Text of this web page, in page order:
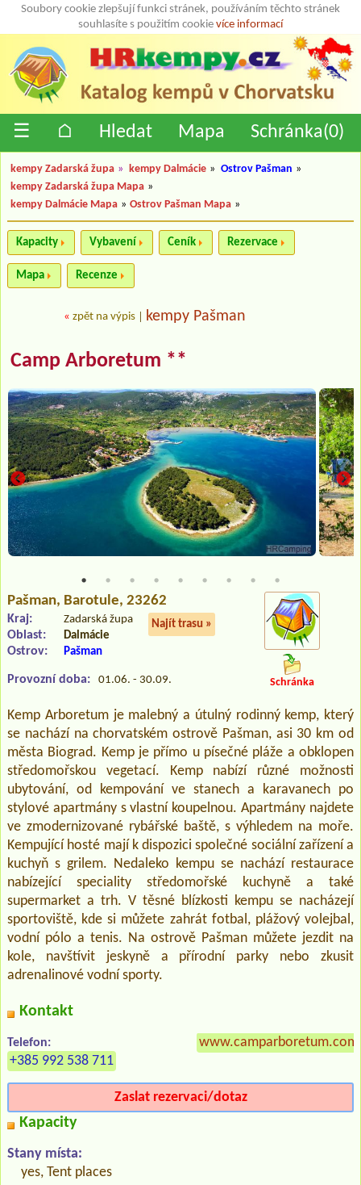
Soubory cookie zlepšují funkci stránek, používáním těchto stránek
souhlasíte s použitím cookie více informací
☰ ⌂ Hledat Mapa Schránka(0)
kempy Zadarská župa » kempy Dalmácie » Ostrov Pašman »
kempy Zadarská župa Mapa »
kempy Dalmácie Mapa » Ostrov Pašman Mapa »
Kapacity Vybavení Ceník Rezervace
Mapa Recenze
« zpět na výpis kempy Pašman
Camp Arboretum **
Pašman, Barotule, 23262
Najít trasu »
Kraj: Zadarská župa
Oblast: Dalmácie
Ostrov: Pašman
Provozní doba: 01.06. - 30.09. Schránka
Kemp Arboretum je malebný a útulný rodinný kemp, který
se nachází na chorvatském ostrově Pašman, asi 30 km od
města Biograd. Kemp je přímo u písečné pláže a obklopen
středomořskou vegetací. Kemp nabízí různé možnosti
ubytování, od kempování ve stanech a karavanech po
stylové apartmány s vlastní koupelnou. Apartmány najdete
ve zmodernizované rybářské baště, s výhledem na moře.
Kempující hosté mají k dispozici společné sociální zařízení a
kuchyň s grilem. Nedaleko kempu se nachází restaurace
nabízející speciality středomořské kuchyně a také
supermarket a trh. V těsné blízkosti kempu se nacházejí
sportoviště, kde si můžete zahrát fotbal, plážový volejbal,
vodní pólo a tenis. Na ostrově Pašman můžete jezdit na
kole, navštívit jeskyně a přírodní parky nebo zkusit
adrenalinové vodní sporty.
Kontakt
Telefon:
+385 992 538 711
www.camparboretum.com
Zaslat rezervaci/dotaz
Kapacity
Stany místa:
yes, Tent places